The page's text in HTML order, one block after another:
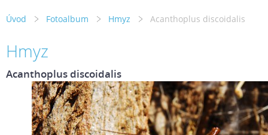
Úvod Fotoalbum Hmyz Acanthoplus discoidalis
Hmyz
Acanthoplus discoidalis